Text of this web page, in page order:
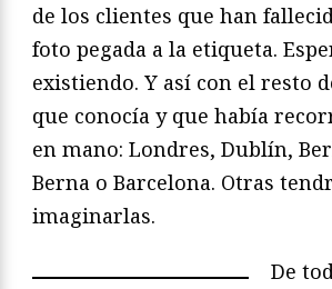
de los clientes que han
foto pegada a la etiqueta.
existiendo. Y así con el resto
que conocía y que había
en mano: Londres, Dublín,
Berna o Barcelona. Otras
imaginarlas.
De